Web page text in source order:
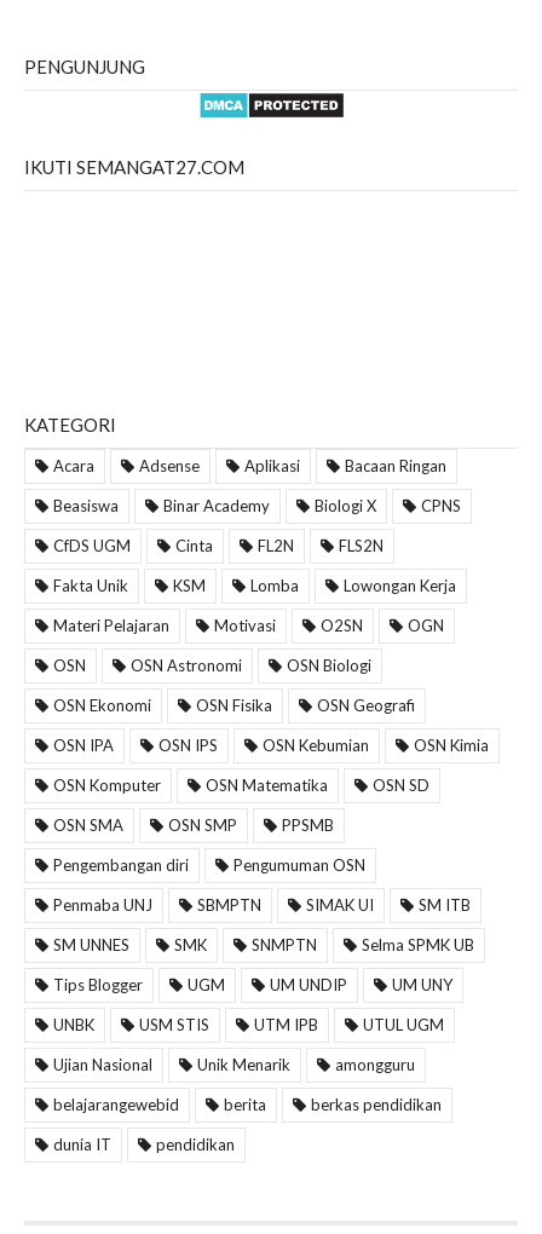
PENGUNJUNG
IKUTI SEMANGAT27.COM
KATEGORI
Acara Adsense Aplikasi Bacaan Ringan
Beasiswa Binar Academy Biologi X CPNS
CfDS UGM Cinta FL2N FLS2N
Fakta Unik KSM Lomba Lowongan Kerja
Materi Pelajaran Motivasi O2SN OGN
OSN OSN Astronomi OSN Biologi
OSN Ekonomi OSN Fisika OSN Geografi
OSN IPA OSN IPS OSN Kebumian OSN Kimia
OSN Komputer OSN Matematika OSN SD
OSN SMA OSN SMP PPSMB
Pengembangan diri Pengumuman OSN
Penmaba UNJ SBMPTN SIMAK UI SM ITB
SM UNNES SMK SNMPTN Selma SPMK UB
Tips Blogger UGM UM UNDIP UM UNY
UNBK USM STIS UTM IPB UTUL UGM
Ujian Nasional Unik Menarik amongguru
belajarangewebid berita berkas pendidikan
dunia IT pendidikan